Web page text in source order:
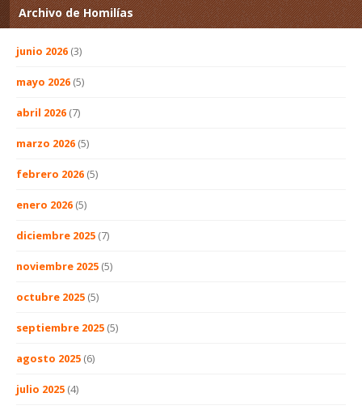
Archivo de Homilías
junio 2026 (3)
mayo 2026 (5)
abril 2026 (7)
marzo 2026 (5)
febrero 2026 (5)
enero 2026 (5)
diciembre 2025 (7)
noviembre 2025 (5)
octubre 2025 (5)
septiembre 2025 (5)
agosto 2025 (6)
julio 2025 (4)